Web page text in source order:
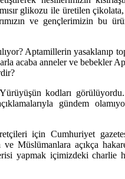
glikozu ile üretilen
ve gençlerimizin bu
Aptamillerin yasaklanıp
acaba anneler ve bebekler
kodları
gündem
için Cumhuriyet
Müslümanlara açıkça
yapmak içimizdeki charlie